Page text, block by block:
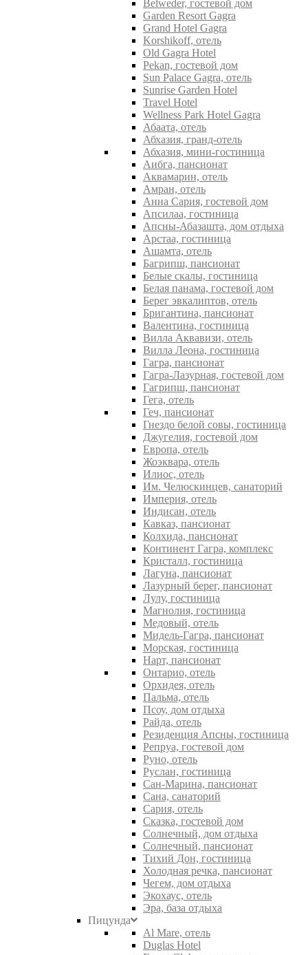
Belweder, гостевой дом
Garden Resort Gagra
Grand Hotel Gagra
Korshikoff, отель
Old Gagra Hotel
Pekan, гостевой дом
Sun Palace Gagra, отель
Sunrise Garden Hotel
Travel Hotel
Wellness Park Hotel Gagra
Абаата, отель
Абхазия, гранд-отель
Абхазия, мини-гостиница
Аибга, пансионат
Аквамарин, отель
Амран, отель
Анна Сария, гостевой дом
Апсилаа, гостиница
Апсны-Абазашта, дом отдыха
Арстаа, гостиница
Ашамта, отель
Багрипш, пансионат
Белые скалы, гостиница
Белая панама, гостевой дом
Берег эвкалиптов, отель
Бригантина, пансионат
Валентина, гостиница
Вилла Аквавизи, отель
Вилла Леона, гостиница
Гагра, пансионат
Гагра-Лазурная, гостевой дом
Гагрипш, пансионат
Гега, отель
Геч, пансионат
Гнездо белой совы, гостиница
Джугелия, гостевой дом
Европа, отель
Жоэквара, отель
Илиос, отель
Им. Челюскинцев, санаторий
Империя, отель
Индисан, отель
Кавказ, пансионат
Колхида, пансионат
Континент Гагра, комплекс
Кристалл, гостиница
Лагуна, пансионат
Лазурный берег, пансионат
Лулу, гостиница
Магнолия, гостиница
Медовый, отель
Мидель-Гагра, пансионат
Морская, гостиница
Нарт, пансионат
Онтарио, отель
Орхидея, отель
Пальма, отель
Псоу, дом отдыха
Райда, отель
Резиденция Апсны, гостиница
Репруа, гостевой дом
Руно, отель
Руслан, гостиница
Сан-Марина, пансионат
Сана, санаторий
Сария, отель
Сказка, гостевой дом
Солнечный, дом отдыха
Солнечный, пансионат
Тихий Дон, гостиница
Холодная речка, пансионат
Чегем, дом отдыха
Экохаус, отель
Эра, база отдыха
Пицунда
Al Mare, отель
Duglas Hotel